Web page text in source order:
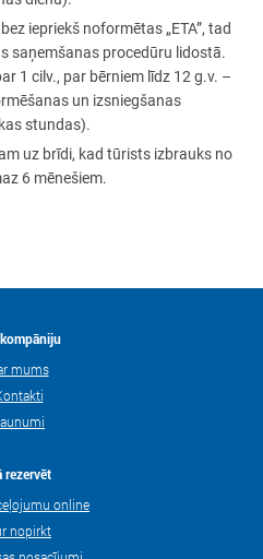
iepriekš noformētas „ETA”, tad
saņemšanas procedūru lidostā.
1 cilv., par bērniem līdz 12 g.v. –
un izsniegšanas
stundas).
uz brīdi, kad tūrists izbrauks no
6 mēnešiem.
mums
rezervēt
online
nopirkt